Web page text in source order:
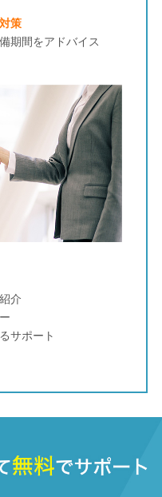
策
期間をアドバイス
介
サポート